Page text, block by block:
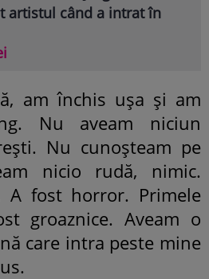
artistul când a intrat în
am închis ușa și am
Nu aveam niciun
Nu cunoșteam pe
nicio rudă, nimic.
A fost horror. Primele
groaznice. Aveam o
care intra peste mine